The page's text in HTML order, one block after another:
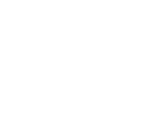
bütünlüğü için
için
ve silme